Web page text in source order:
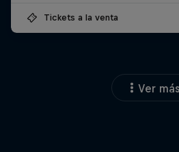
Tickets a la venta
Ver más